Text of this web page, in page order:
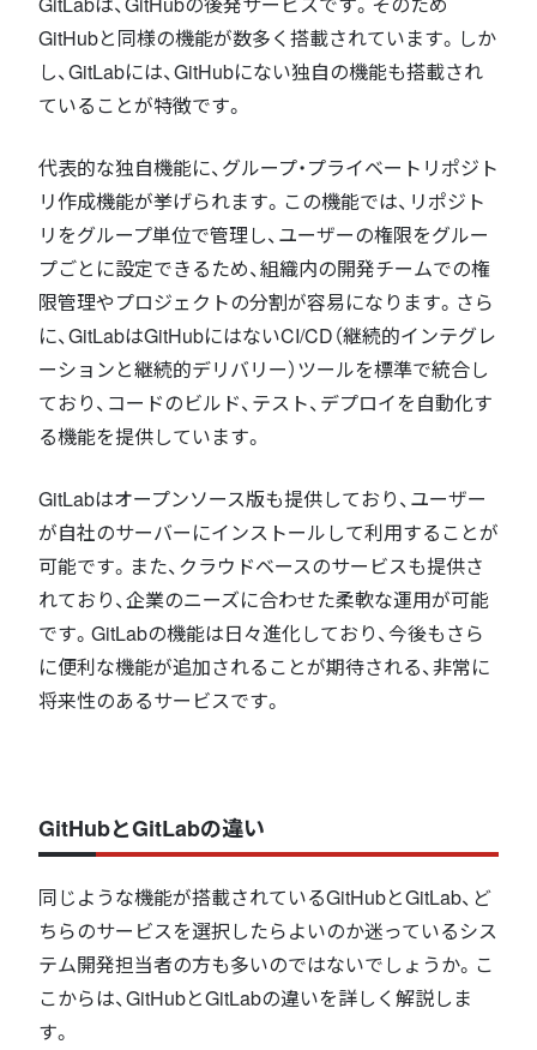
GitHubと同様の機能が数多く搭載されています。しか
し、GitLabには、GitHubにない独自の機能も搭載され
ていることが特徴です。
代表的な独自機能に、グループ・プライベートリポジト
リ作成機能が挙げられます。この機能では、リポジト
リをグループ単位で管理し、ユーザーの権限をグルー
プごとに設定できるため、組織内の開発チームでの権
限管理やプロジェクトの分割が容易になります。さら
に、GitLabはGitHubにはないCI/CD（継続的インテグレ
ーションと継続的デリバリー）ツールを標準で統合し
ており、コードのビルド、テスト、デプロイを自動化す
る機能を提供しています。
GitLabはオープンソース版も提供しており、ユーザー
が自社のサーバーにインストールして利用することが
可能です。また、クラウドベースのサービスも提供さ
れており、企業のニーズに合わせた柔軟な運用が可能
です。GitLabの機能は日々進化しており、今後もさら
に便利な機能が追加されることが期待される、非常に
将来性のあるサービスです。
GitHubとGitLabの違い
同じような機能が搭載されているGitHubとGitLab、ど
ちらのサービスを選択したらよいのか迷っているシス
テム開発担当者の方も多いのではないでしょうか。こ
こからは、GitHubとGitLabの違いを詳しく解説しま
す。